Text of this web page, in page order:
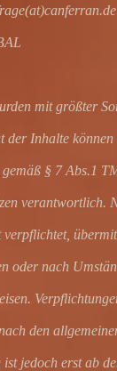
mit größter
der Inhalte
§ 7 Abs.1
verantwortlich.
oder nach
den
jedoch erst ab